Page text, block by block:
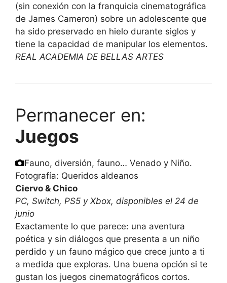
(sin conexión con la franquicia cinematográfica
de James Cameron) sobre un adolescente que
ha sido preservado en hielo durante siglos y
tiene la capacidad de manipular los elementos.
REAL ACADEMIA DE BELLAS ARTES
Permanecer en:
Juegos
Fauno, diversión, fauno… Venado y Niño.
Fotografía: Queridos aldeanos
Ciervo & Chico
PC, Switch, PS5 y Xbox, disponibles el 24 de
junio
Exactamente lo que parece: una aventura
poética y sin diálogos que presenta a un niño
perdido y un fauno mágico que crece junto a ti
a medida que exploras. Una buena opción si te
gustan los juegos cinematográficos cortos.